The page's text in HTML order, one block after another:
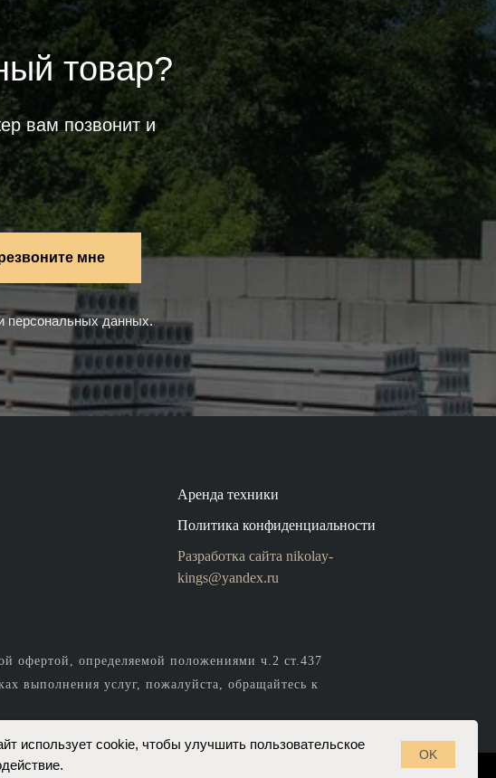
товар?
вам позвонит и
мне
персональных данных.
использует cookie, чтобы улучшить пользовательское
OK
Аренда техники
Политика конфиденциальности
Разработка сайта nikolay-
kings@yandex.ru
офертой, определяемой положениями ч.2 ст.437
выполнения услуг, пожалуйста, обращайтесь к